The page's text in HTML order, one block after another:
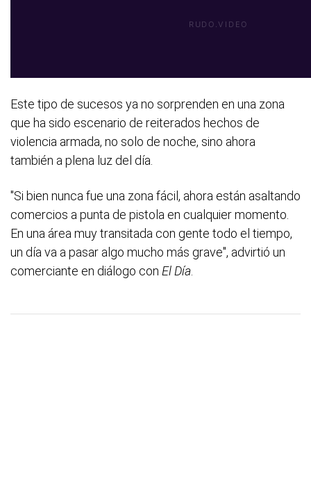
Este tipo de sucesos ya no sorprenden en una zona
que ha sido escenario de reiterados hechos de
violencia armada, no solo de noche, sino ahora
también a plena luz del día.
"Si bien nunca fue una zona fácil, ahora están asaltando
comercios a punta de pistola en cualquier momento.
En una área muy transitada con gente todo el tiempo,
un día va a pasar algo mucho más grave", advirtió un
comerciante en diálogo con El Día